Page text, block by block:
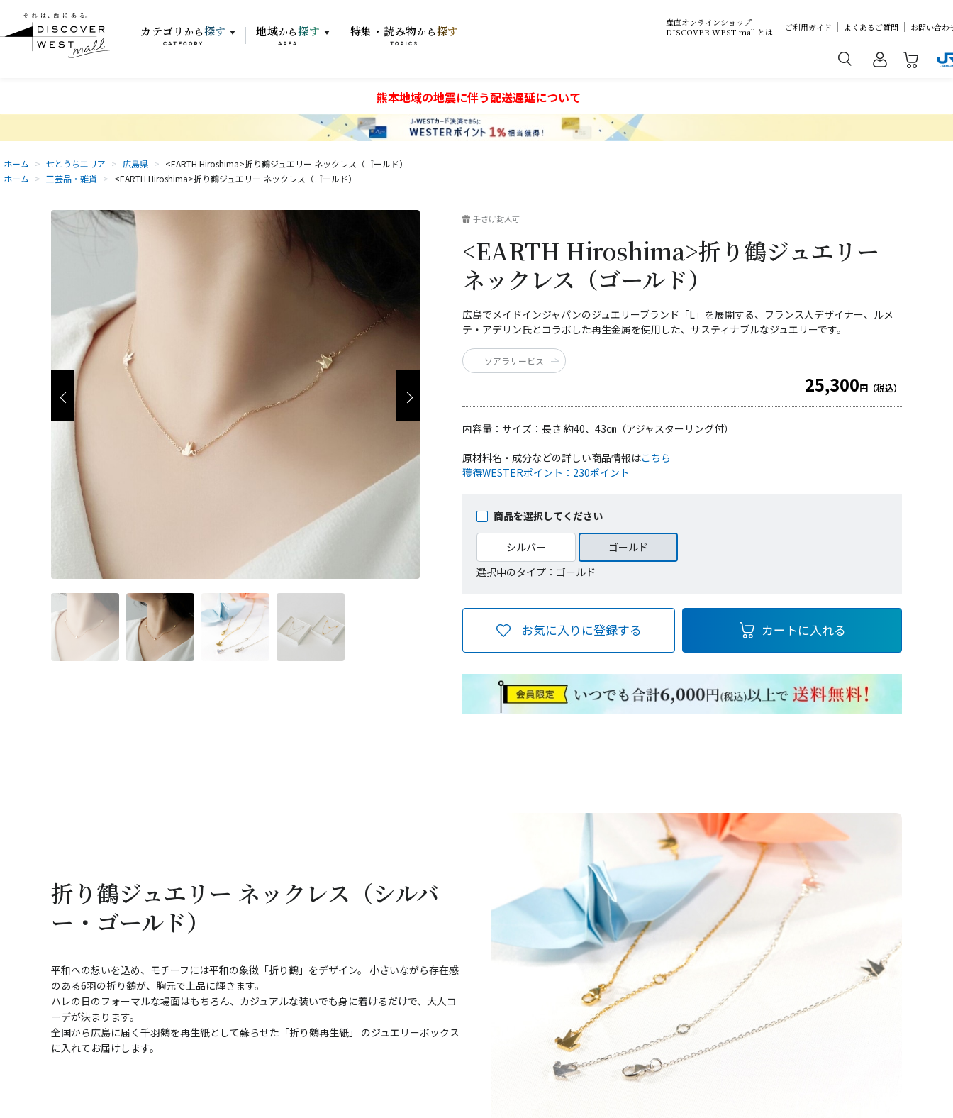
カテゴリ から 探す
CATEGORY
地域から 探す
AREA
特集・読み物から 探す
TOPICS
産直オンラインショップ
DISCOVER WEST mall とは
ご利用ガイド よくあるご質問 お問い合わ
熊本地域の地震に伴う配送遅延について
ホーム > せとうちエリア > 広島県 > <EARTH Hiroshima>折り鶴ジュエリー ネックレス（ゴールド）
ホーム > 工芸品・雑貨 > <EARTH Hiroshima>折り鶴ジュエリー ネックレス（ゴールド）
手さげ封入可
広島でメイドインジャパンのジュエリーブランド「L」を展開する、フランス人デザイナー、ルメ
テ・アデリン氏とコラボした再生金属を使用した、サスティナブルなジュエリーです。
<EARTH Hiroshima>折り鶴ジュエリー
ネックレス（ゴールド）
25,300円（税込）
内容量： サイズ：長さ 約40、43㎝（アジャスターリング付）
獲得WESTERポイント： 230ポイント
商品を選択してください
シルバー
ゴールド
選択中のタイプ：ゴールド
カートに入れる
お気に入りに登録する
原材料名・成分などの詳しい商品情報はこちら
ソアラサービス
折り鶴ジュエリー ネックレス（シルバ
ー・ゴールド）
平和への想いを込め、モチーフには平和の象徴「折り鶴」をデザイン。 小さいながら存在感
のある6羽の折り鶴が、胸元で上品に輝きます。
ハレの日のフォーマルな場面はもちろん、カジュアルな装いでも身に着けるだけで、大人コ
ーデが決まります。
全国から広島に届く千羽鶴を再生紙として蘇らせた「折り鶴再生紙」 のジュエリーボックス
に入れてお届けします。